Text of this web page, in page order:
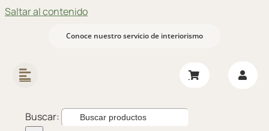
Saltar al contenido
Conoce nuestro servicio de interiorismo
Buscar: